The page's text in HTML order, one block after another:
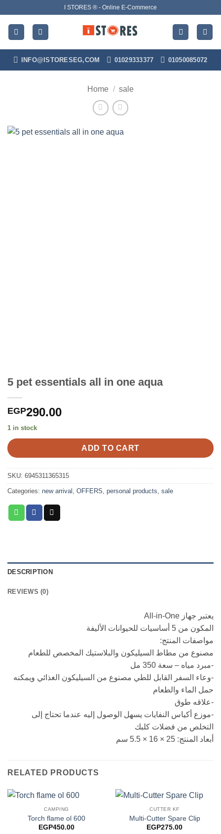
content
I STORES ® - Online E-Commerce
INFO@ISTORESEG,COM 01029333377 01050085072
Home / sale
5 pet essentials all in one aqua
EGP290.00
1 in stock
ADD TO CART
SKU: 6945311365315
Categories: new arrival OFFERS personal products sale
DESCRIPTION
REVIEWS (0)
يعتبر جهاز All-in-One
المكون من 5 أساسيات للحيوانات الأليفة
مواصفات المنتج:
مصنوع من مطاط السيليكون والبلاستيك المخصص للطعام
-مبرد مياه – سعة 350 مل
-وعاء السفر القابل للطي مصنوع من السيليكون الغذائي ويمكنه
حمل الماء والطعام
-علاقه طوق
-موزع أكياس النفايات يسهل الوصول إليه عندما تحتاج إلى
التخلص من فضلات كلبك
أبعاد المنتج: 25 × 16 × 5.5 سم
RELATED PRODUCTS
CAMPING
Torch flame ol 600
EGP450.00
CUTTER KF
Multi-Cutter Spare Clip
EGP275.00